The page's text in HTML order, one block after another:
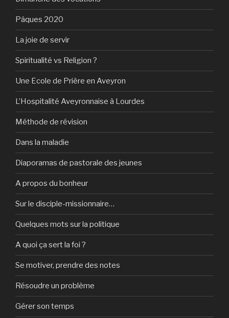
Pâques 2020
La joie de servir
Spiritualité vs Religion ?
Une Ecole de Prière en Aveyron
L’Hospitalité Aveyronnaise à Lourdes
Méthode de révision
Dans la maladie
Diaporamas de pastorale des jeunes
A propos du bonheur
Sur le disciple-missionnaire…
Quelques mots sur la politique
A quoi ça sert la foi ?
Se motiver, prendre des notes
Résoudre un problème
Gérer son temps